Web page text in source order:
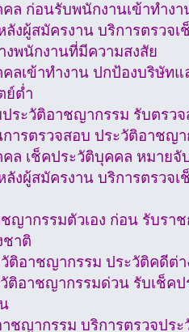
ล ก่อนรับพนักงานเข้าทำงา
งผู้สมัครงาน บริการตรวจ
พนักงานที่มีความสงสัย
ลเข้าทำงาน ปกป้องบริษัท
ย์ต่ำ
ระวัติอาชญากรรม รับตรว
ารตรวจสอบ ประวัติอาชญา
ล เช็คประวัติบุคคล หมาย
งผู้สมัครงาน บริการตรวจ
ญากรรมตัวเอง ก่อน รับรา
ชาติ
ติอาชญากรรม ประวัติคดีต่
ติอาชญากรรมด่วน รับเช็ค
ชญากรรม บริการตรวจปร